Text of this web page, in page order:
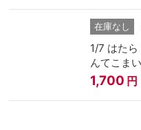
在庫なし
1/7 はた
んてこま
1,700 円